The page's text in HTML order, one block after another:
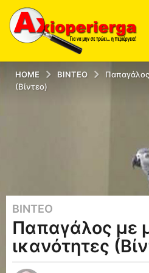
HOME ΒΊΝΤΕΟ
Παπαγάλος
(Βίντεο)
1
2
τ
ΒΊΝΤΕΟ
Παπαγάλος με
ικανότητες